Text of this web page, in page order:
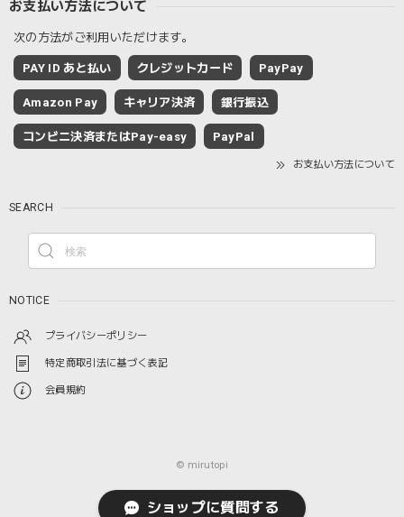
お支払い方法について
次の方法がご利用いただけます。
PAY ID あと払い クレジットカード PayPay
Amazon Pay キャリア決済 銀行振込
コンビニ決済またはPay-easy PayPal
お支払い方法について
SEARCH
NOTICE
プライバシーポリシー
特定商取引法に基づく表記
会員規約
© mirutopi
ショップに質問する